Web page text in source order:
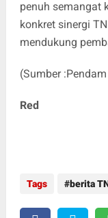
penuh semangat
konkret sinergi
mendukung
(Sumber
Red
Tags berita